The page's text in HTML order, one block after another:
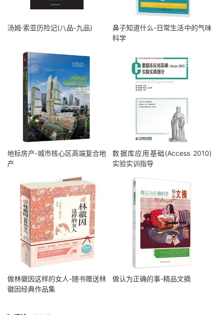
汤姆·索亚历险记(八品-九品)
鼻子知道什么-日常生活中的气味
科学
地标房产-城市核心区高端复合地
产
数据库应用基础(Access 2010)
实验实训指导
做林徽因这样的女人-随书赠送林
徽因经典作品集
做认为正确的事-精品文摘